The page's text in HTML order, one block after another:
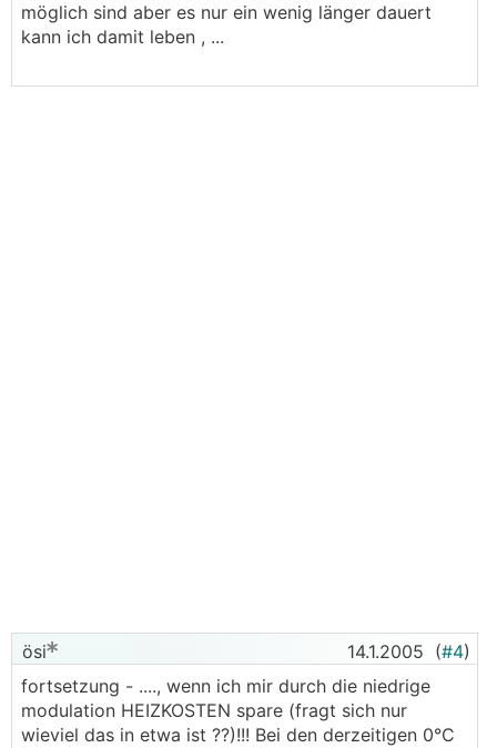
möglich sind aber es nur ein wenig länger dauert
kann ich damit leben , ...
ösi 14.1.2005 (#4)
fortsetzung - ...., wenn ich mir durch die niedrige
modulation HEIZKOSTEN spare (fragt sich nur
wieviel das in etwa ist ??)!!! Bei den derzeitigen 0°C